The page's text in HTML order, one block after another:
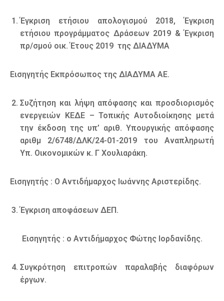
Έγκριση ετήσιου απολογισμού 2018, Έγκριση
ετήσιου προγράμματος Δράσεων 2019 & Έγκριση
πρ/σμού οικ. Έτους 2019 της ΔΙΑΔΥΜΑ
Εισηγητής Εκπρόσωπος της ΔΙΑΔΥΜΑ ΑΕ.
Συζήτηση και λήψη απόφασης και προσδιορισμός
ενεργειών ΚΕΔΕ – Τοπικής Αυτοδιοίκησης μετά
την έκδοση της υπ’ αριθ. Υπουργικής απόφασης
αριθμ 2/6748/ΔΛΚ/24-01-2019 του Αναπληρωτή
Υπ. Οικονομικών κ. Γ Χουλιαράκη.
Εισηγητής : Ο Αντιδήμαρχος Ιωάννης Αριστερίδης.
Έγκριση αποφάσεων ΔΕΠ.
Εισηγητής : ο Αντιδήμαρχος Φώτης Ιορδανίδης.
Συγκρότηση επιτροπών παραλαβής διαφόρων
έργων.